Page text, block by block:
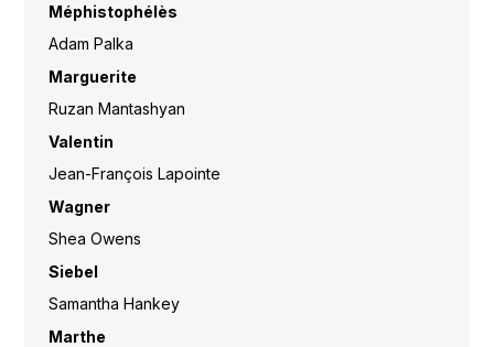
Méphistophélès
Adam Palka
Marguerite
Ruzan Mantashyan
Valentin
Jean-François Lapointe
Wagner
Shea Owens
Siebel
Samantha Hankey
Marthe